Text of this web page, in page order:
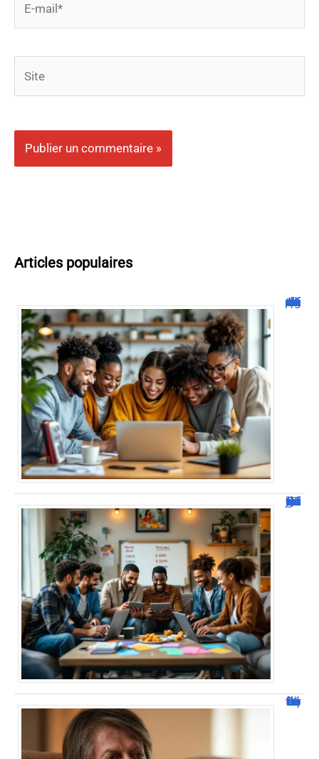
Articles populaires
Malgrim com : tout ce que vous devez savoir sur la plateforme !
JetPunk : Quiz et jeux de culture générale
Jacques Dutronc fortune : estimation et sources de richesse !